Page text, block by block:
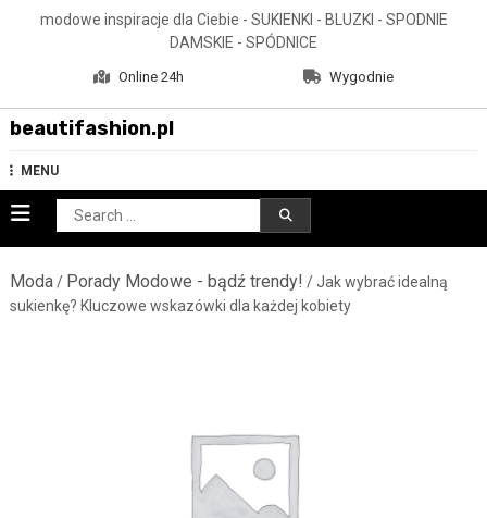
modowe inspiracje dla Ciebie - SUKIENKI - BLUZKI - SPODNIE
DAMSKIE - SPÓDNICE
Online 24h Wygodnie
beautifashion.pl
MENU
Search
for:
Moda/ Porady Modowe - bądź trendy! / Jak wybrać idealną
sukienkę? Kluczowe wskazówki dla każdej kobiety